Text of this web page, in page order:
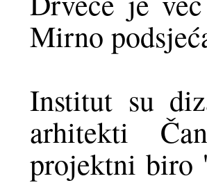
Mirno
Institut su
arhitekti
projektni biro